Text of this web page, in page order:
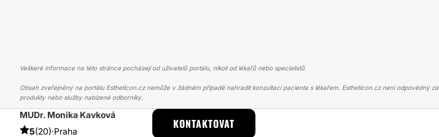
Veškeré informace na této stránce pocházejí od uživatelů portálu, nikoli od lékařů nebo specialistů.
Obsah zveřejněný na portálu Estheticon.cz nemůže v žádném případě nahradit konzultaci pacienta s lékařem. Estheticon.cz není odpovědný za
produkty nebo služby nabízené odborníky.
MUDr. Monika Kavková
5(20)·Praha
KONTAKTOVAT
ESTHETICON PŘÍBĚHY PŘÍBĚHY TÝKAJÍCÍ SE ZÁKROKU INJEKČNÍ VÝPLNĚ